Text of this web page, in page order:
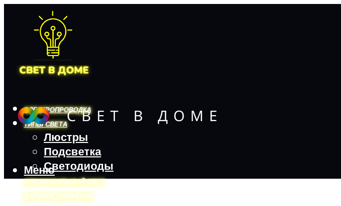
ЭЛЕКТРОПРОВОДКА
ТИПЫ СВЕТА
Люстры
Подсветка
Светодиоды
АВТОМОБИЛЬНЫЙ СВЕТ
ДАТЧИКИ ДВИЖЕНИЯ
Меню